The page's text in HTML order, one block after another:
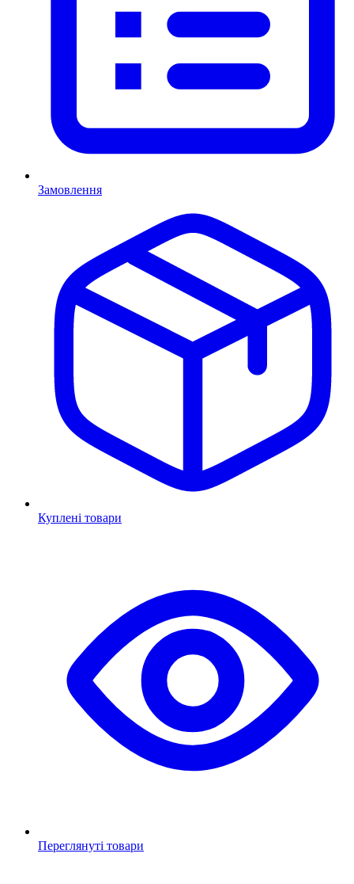
Замовлення
Куплені товари
Переглянуті товари